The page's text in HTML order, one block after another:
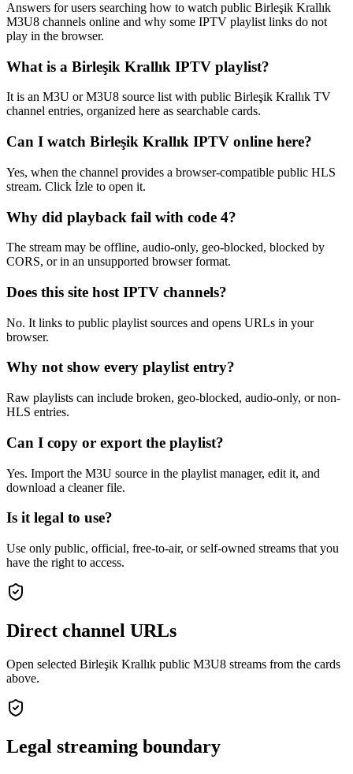
Answers for users searching how to watch public Birleşik Krallık
M3U8 channels online and why some IPTV playlist links do not
play in the browser.
What is a Birleşik Krallık IPTV playlist?
It is an M3U or M3U8 source list with public Birleşik Krallık TV
channel entries, organized here as searchable cards.
Can I watch Birleşik Krallık IPTV online here?
Yes, when the channel provides a browser-compatible public HLS
stream. Click İzle to open it.
Why did playback fail with code 4?
The stream may be offline, audio-only, geo-blocked, blocked by
CORS, or in an unsupported browser format.
Does this site host IPTV channels?
No. It links to public playlist sources and opens URLs in your
browser.
Why not show every playlist entry?
Raw playlists can include broken, geo-blocked, audio-only, or non-
HLS entries.
Can I copy or export the playlist?
Yes. Import the M3U source in the playlist manager, edit it, and
download a cleaner file.
Is it legal to use?
Use only public, official, free-to-air, or self-owned streams that you
have the right to access.
Direct channel URLs
Open selected Birleşik Krallık public M3U8 streams from the cards
above.
Legal streaming boundary